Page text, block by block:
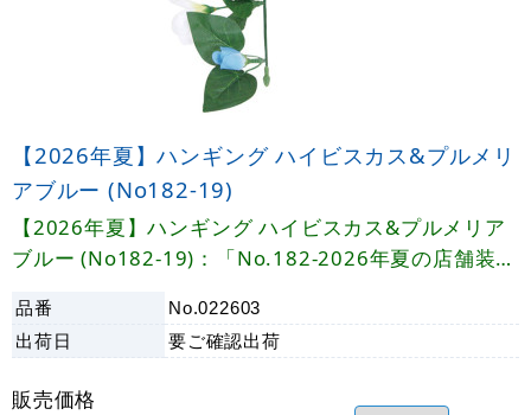
【2026年夏】ハンギング ハイビスカス&プルメリ
アブルー (No182-19)
【2026年夏】ハンギング ハイビスカス&プルメリア
ブルー (No182-19)：「No.182-2026年夏の店舗装飾
品番 No.022603
出荷日 要ご確認出荷
販売価格